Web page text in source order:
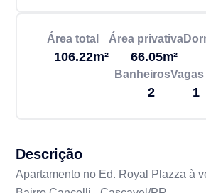
Área total
106.22m²
Área privativa
66.05m²
Banheiros
2
Vagas
1
Descrição
Apartamento no Ed. Royal Plazza à